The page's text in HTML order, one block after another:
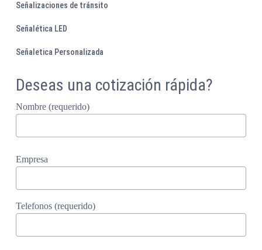
Señalizaciones de tránsito
Señalética LED
Señaletica Personalizada
Deseas una cotización rápida?
Nombre (requerido)
Empresa
Telefonos (requerido)